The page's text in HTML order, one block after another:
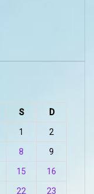
S D
1 2
8 9
15 16
22 23